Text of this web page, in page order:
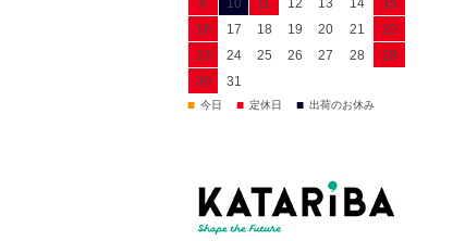
16
17 18 19 20 21
22
23
24 25 26 27 28
29
30
31
■ 今日 ■ 定休日 ■ 出荷のお休み